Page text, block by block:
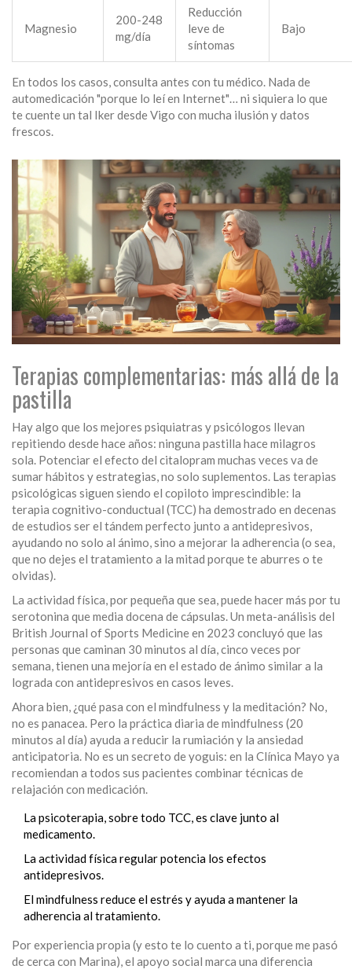
Magnesio
200-248
mg/día
Reducción
leve de
síntomas
Bajo
En todos los casos, consulta antes con tu médico. Nada de
automedicación "porque lo leí en Internet"… ni siquiera lo que
te cuente un tal Iker desde Vigo con mucha ilusión y datos
frescos.
Terapias complementarias: más allá de la
pastilla
Hay algo que los mejores psiquiatras y psicólogos llevan
repitiendo desde hace años: ninguna pastilla hace milagros
sola. Potenciar el efecto del citalopram muchas veces va de
sumar hábitos y estrategias, no solo suplementos. Las terapias
psicológicas siguen siendo el copiloto imprescindible: la
terapia cognitivo-conductual (TCC) ha demostrado en decenas
de estudios ser el tándem perfecto junto a antidepresivos,
ayudando no solo al ánimo, sino a mejorar la adherencia (o sea,
que no dejes el tratamiento a la mitad porque te aburres o te
olvidas).
La actividad física, por pequeña que sea, puede hacer más por tu
serotonina que media docena de cápsulas. Un meta-análisis del
British Journal of Sports Medicine en 2023 concluyó que las
personas que caminan 30 minutos al día, cinco veces por
semana, tienen una mejoría en el estado de ánimo similar a la
lograda con antidepresivos en casos leves.
Ahora bien, ¿qué pasa con el mindfulness y la meditación? No,
no es panacea. Pero la práctica diaria de mindfulness (20
minutos al día) ayuda a reducir la rumiación y la ansiedad
anticipatoria. No es un secreto de yoguis: en la Clínica Mayo ya
recomiendan a todos sus pacientes combinar técnicas de
relajación con medicación.
La psicoterapia, sobre todo TCC, es clave junto al
medicamento.
La actividad física regular potencia los efectos
antidepresivos.
El mindfulness reduce el estrés y ayuda a mantener la
adherencia al tratamiento.
Por experiencia propia (y esto te lo cuento a ti, porque me pasó
de cerca con Marina), el apoyo social marca una diferencia